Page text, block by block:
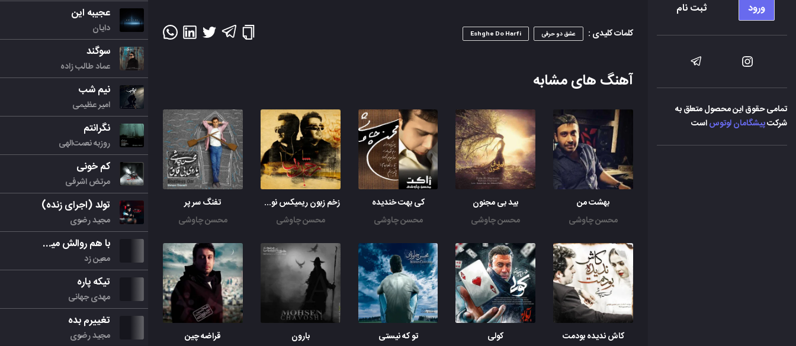
ورود ثبت نام
تمامی حقوق این محصول متعلق به
شرکتپیشگامان لوتوساست
کلمات کلیدی : عشق دو حرفی Eshghe Do Harfi
آهنگ های مشابه
بهشت من
محسن چاوشی
بید بی مجنون
محسن چاوشی
کی بهت خندیده
محسن چاوشی
زخم زبون ریمیکس نوید جوادی
محسن چاوشی
تفنگ سر پر
محسن چاوشی
کاش ندیده بودمت
کولی
تو که نیستی
بارون
قراضه چین
عجیبه این
دایان
سوگند
عماد طالب زاده
نیم شب
امیر عظیمی
نگرانتم
روزبه نعمت‌الهی
کم خونی
مرتض اشرفی
تولد (اجرای زنده)
مجید رضوی
با هم روالش میکنیم
معین زد
تیکه پاره
مهدی جهانی
تغییرم بده
مجید رضوی